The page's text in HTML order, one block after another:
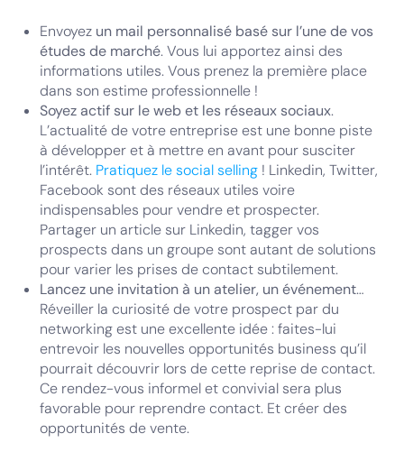
Envoyez un mail personnalisé basé sur l’une de vos
études de marché. Vous lui apportez ainsi des
informations utiles. Vous prenez la première place
dans son estime professionnelle !
Soyez actif sur le web et les réseaux sociaux.
L’actualité de votre entreprise est une bonne piste
à développer et à mettre en avant pour susciter
l’intérêt. Pratiquez le social selling ! Linkedin, Twitter,
Facebook sont des réseaux utiles voire
indispensables pour vendre et prospecter.
Partager un article sur Linkedin, tagger vos
prospects dans un groupe sont autant de solutions
pour varier les prises de contact subtilement.
Lancez une invitation à un atelier, un événement…
Réveiller la curiosité de votre prospect par du
networking est une excellente idée : faites-lui
entrevoir les nouvelles opportunités business qu’il
pourrait découvrir lors de cette reprise de contact.
Ce rendez-vous informel et convivial sera plus
favorable pour reprendre contact. Et créer des
opportunités de vente.